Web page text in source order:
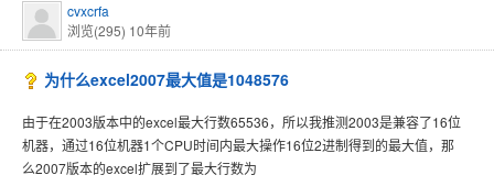
cvxcrfa
浏览(295) 10年前
为什么excel2007最大值是1048576
由于在2003版本中的excel最大行数65536，所以我推测2003是兼容了16位
机器，通过16位机器1个CPU时间内最大操作16位2进制得到的最大值，那
么2007版本的excel扩展到了最大行数为